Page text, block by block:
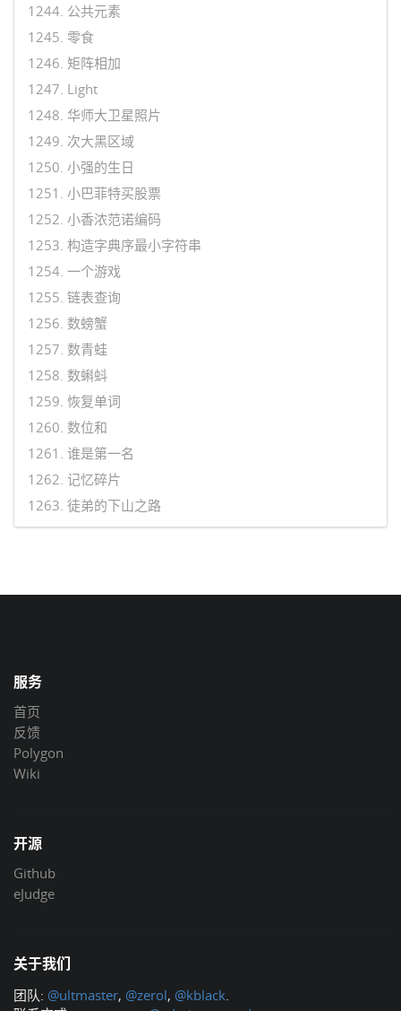
1244. 公共元素
1245. 零食
1246. 矩阵相加
1247. Light
1248. 华师大卫星照片
1249. 次大黑区域
1250. 小强的生日
1251. 小巴菲特买股票
1252. 小香浓范诺编码
1253. 构造字典序最小字符串
1254. 一个游戏
1255. 链表查询
1256. 数螃蟹
1257. 数青蛙
1258. 数蝌蚪
1259. 恢复单词
1260. 数位和
1261. 谁是第一名
1262. 记忆碎片
1263. 徒弟的下山之路
服务
首页
反馈
Polygon
Wiki
开源
Github
eJudge
关于我们
团队: @ultmaster, @zerol, @kblack